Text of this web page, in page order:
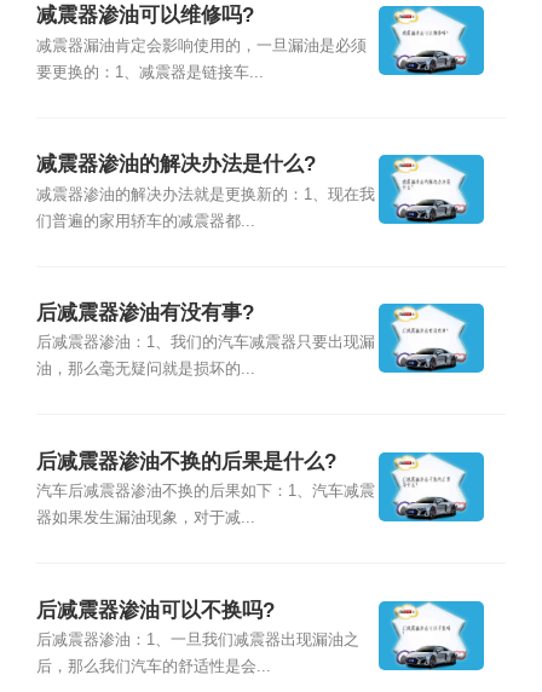
减震器渗油可以维修吗?
减震器漏油肯定会影响使用的，一旦漏油是必须
要更换的：1、减震器是链接车...
减震器渗油的解决办法是什么?
减震器渗油的解决办法就是更换新的：1、现在我
们普遍的家用轿车的减震器都...
后减震器渗油有没有事?
后减震器渗油：1、我们的汽车减震器只要出现漏
油，那么毫无疑问就是损坏的...
后减震器渗油不换的后果是什么?
汽车后减震器渗油不换的后果如下：1、汽车减震
器如果发生漏油现象，对于减...
后减震器渗油可以不换吗?
后减震器渗油：1、一旦我们减震器出现漏油之
后，那么我们汽车的舒适性是会...